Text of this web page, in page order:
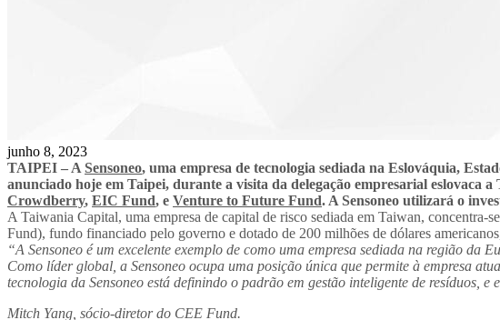
junho 8, 2023
TAIPEI – ASensoneo, uma empresa de tecnologia sediada na Eslováquia,
anunciado hoje em Taipei, durante a visita da delegação empresarial eslovaca
Crowdberry, EIC Fund, e Venture to Future Fund. A Sensoneo utilizará o
A Taiwania Capital, uma empresa de capital de risco sediada em Taiwan,
Fund), fundo financiado pelo governo e dotado de 200 milhões de dólares
“A Sensoneo é um excelente exemplo de como uma empresa sediada na região
Como líder global, a Sensoneo ocupa uma posição única que permite à empresa
tecnologia da Sensoneo está definindo o padrão em gestão inteligente de resíduos,
Mitch Yang, sócio-diretor do CEE Fund.